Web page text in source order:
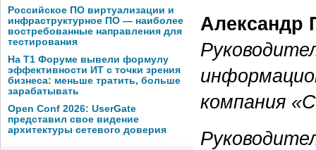
Российское ПО виртуализации и
инфраструктурное ПО — наиболее
востребованные направления для
тестирования
На Т1 Форуме вывели формулу
эффективности ИТ с точки зрения
бизнеса: меньше тратить, больше
зарабатывать
Open Conf 2026: UserGate
представил свое видение
архитектуры сетевого доверия
Александр
компания